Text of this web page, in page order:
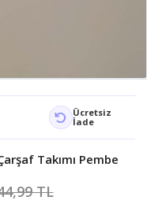
Ücretsiz
İade
Takımı Pembe
TL